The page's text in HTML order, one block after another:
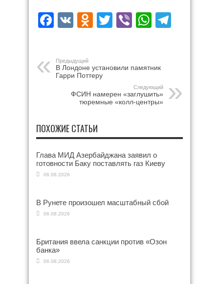
Facebook
VK Odnoklassniki
Twitter
Viber
Предыдущий
В Лондоне установили памятник
Гарри Поттеру
Следующий
ФСИН намерен «заглушить»
тюремные «колл-центры»
ПОХОЖИЕ СТАТЬИ
Глава МИД Азербайджана заявил о
готовности Баку поставлять газ Киеву
06.08.2026
В Рунете произошел масштабный сбой
06.08.2026
Британия ввела санкции против «Озон
банка»
06.08.2026